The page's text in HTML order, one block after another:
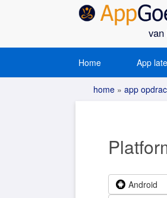
Home App
home » app
Android